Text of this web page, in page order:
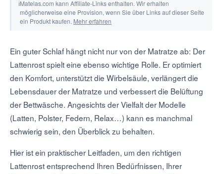
ℹMatelas.com kann Affiliate-Links enthalten. Wir erhalten
möglicherweise eine Provision, wenn Sie über Links auf dieser Seite
ein Produkt kaufen. Mehr erfahren
Ein guter Schlaf hängt nicht nur von der Matratze ab: Der
Lattenrost spielt eine ebenso wichtige Rolle. Er optimiert
den Komfort, unterstützt die Wirbelsäule, verlängert die
Lebensdauer der Matratze und verbessert die Belüftung
der Bettwäsche. Angesichts der Vielfalt der Modelle
(Latten, Polster, Federn, Relax…) kann es manchmal
schwierig sein, den Überblick zu behalten.
Hier ist ein praktischer Leitfaden, um den richtigen
Lattenrost entsprechend Ihren Bedürfnissen, Ihrer